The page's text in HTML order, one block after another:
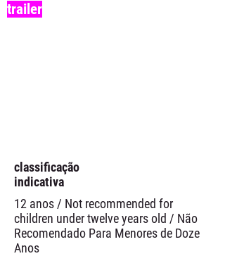
trailer
classificação
indicativa
12 anos / Not recommended for
children under twelve years old / Não
Recomendado Para Menores de Doze
Anos